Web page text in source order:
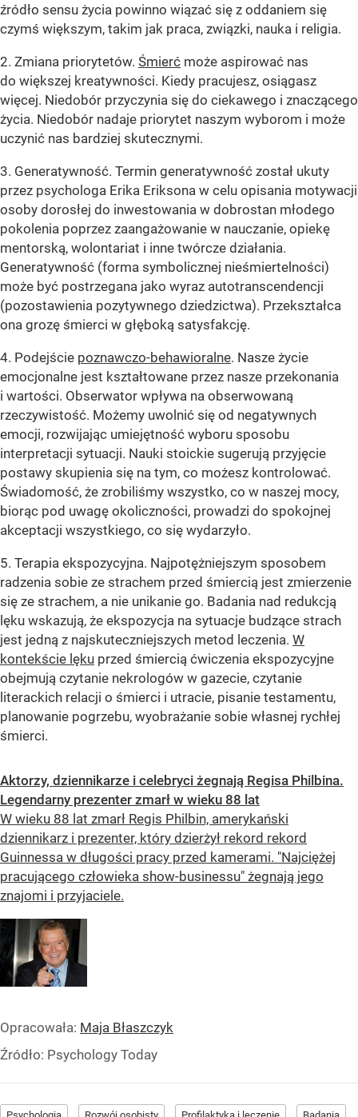
źródło sensu życia powinno wiązać się z oddaniem się
czymś większym, takim jak praca, związki, nauka i religia.
2. Zmiana priorytetów. Śmierć może aspirować nas
do większej kreatywności. Kiedy pracujesz, osiągasz
więcej. Niedobór przyczynia się do ciekawego i znaczącego
życia. Niedobór nadaje priorytet naszym wyborom i może
uczynić nas bardziej skutecznymi.
3. Generatywność. Termin generatywność został ukuty
przez psychologa Erika Eriksona w celu opisania motywacji
osoby dorosłej do inwestowania w dobrostan młodego
pokolenia poprzez zaangażowanie w nauczanie, opiekę
mentorską, wolontariat i inne twórcze działania.
Generatywność (forma symbolicznej nieśmiertelności)
może być postrzegana jako wyraz autotranscendencji
(pozostawienia pozytywnego dziedzictwa). Przekształca
ona grozę śmierci w głęboką satysfakcję.
4. Podejście poznawczo-behawioralne. Nasze życie
emocjonalne jest kształtowane przez nasze przekonania
i wartości. Obserwator wpływa na obserwowaną
rzeczywistość. Możemy uwolnić się od negatywnych
emocji, rozwijając umiejętność wyboru sposobu
interpretacji sytuacji. Nauki stoickie sugerują przyjęcie
postawy skupienia się na tym, co możesz kontrolować.
Świadomość, że zrobiliśmy wszystko, co w naszej mocy,
biorąc pod uwagę okoliczności, prowadzi do spokojnej
akceptacji wszystkiego, co się wydarzyło.
5. Terapia ekspozycyjna. Najpotężniejszym sposobem
radzenia sobie ze strachem przed śmiercią jest zmierzenie
się ze strachem, a nie unikanie go. Badania nad redukcją
lęku wskazują, że ekspozycja na sytuacje budzące strach
jest jedną z najskuteczniejszych metod leczenia. W
kontekście lęku przed śmiercią ćwiczenia ekspozycyjne
obejmują czytanie nekrologów w gazecie, czytanie
literackich relacji o śmierci i utracie, pisanie testamentu,
planowanie pogrzebu, wyobrażanie sobie własnej rychłej
śmierci.
Aktorzy, dziennikarze i celebryci żegnają Regisa Philbina.
Legendarny prezenter zmarł w wieku 88 lat
W wieku 88 lat zmarł Regis Philbin, amerykański
dziennikarz i prezenter, który dzierżył rekord rekord
Guinnessa w długości pracy przed kamerami. "Najciężej
pracującego człowieka show-businessu" żegnają jego
znajomi i przyjaciele.
Opracowała: Maja Błaszczyk
Źródło: Psychology Today